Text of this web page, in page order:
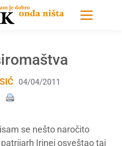
04/04/2011
se nešto naročito
Irinej osveštao taj